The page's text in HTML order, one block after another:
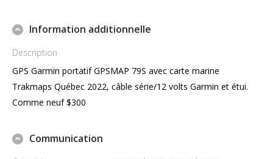
Information additionnelle
Description
GPS Garmin portatif GPSMAP 79S avec carte marine
Trakmaps Québec 2022, câble série/12 volts Garmin et étui.
Comme neuf $300
Communication